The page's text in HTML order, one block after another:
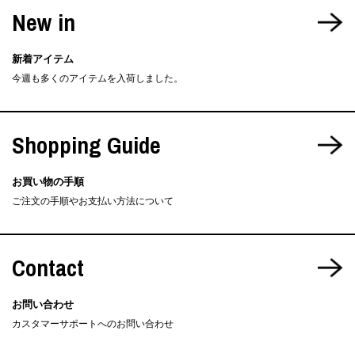
New in
新着アイテム
今週も多くのアイテムを入荷しました。
Shopping Guide
お買い物の手順
ご注文の手順やお支払い方法について
Contact
お問い合わせ
カスタマーサポートへのお問い合わせ